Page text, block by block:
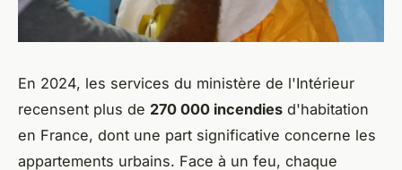
En 2024, les services du ministère de l'Intérieur
recensent plus de 270 000 incendies d'habitation
en France, dont une part significative concerne les
appartements urbains. Face à un feu, chaque